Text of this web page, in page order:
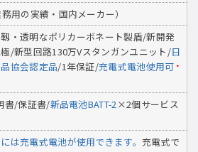
用の実績・国内メーカー）
・透明なポリカーボネート製盾/新開発
/新型回路130万Vスタンガンユニット/日
協会認定品/1年保証/充電式電池使用可 *
書/保証書/新品電池BATT-2×2個サービス
は充電式電池が使用できます。充電式で